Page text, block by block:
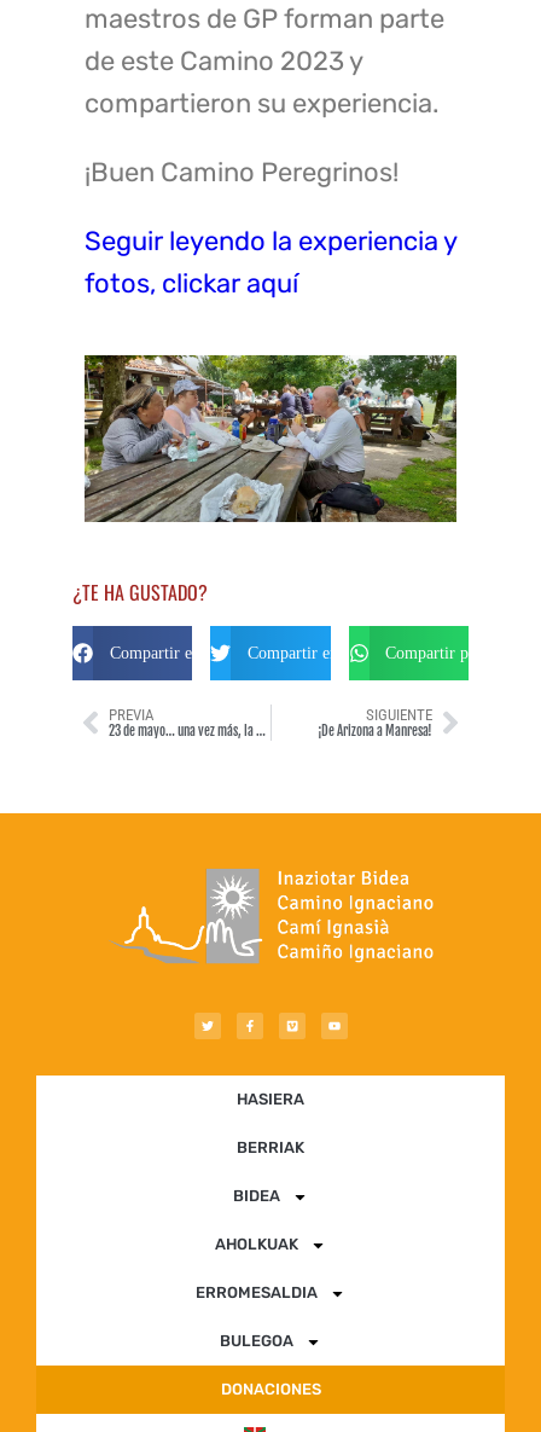
maestros de GP forman parte
de este Camino 2023 y
compartieron su experiencia.
¡Buen Camino Peregrinos!
Seguir leyendo la experiencia y
fotos, clickar aquí
¿TE HA GUSTADO?
Compartir en FacebookCompartir en TwitterCompartir por
PREVIA
23 de mayo… una vez más, la Universidad John Carroll en el Camino Ignaciano… y… “este año fue absolutamente increíble, superando al año pasado”.
SIGUIENTE
¡De Arizona a Manresa!
HASIERA
BERRIAK
BIDEA
AHOLKUAK
ERROMESALDIA
BULEGOA
DONACIONES